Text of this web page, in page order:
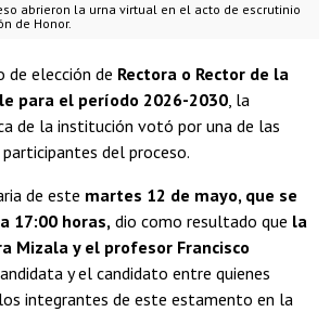
abrieron la urna virtual en el acto de escrutinio
de Honor.
de elección de Rectora o Rector de la
para el período 2026-2030, la
de la institución votó por una de las
del proceso.
de este martes 12 de mayo, que se
17:00 horas, dio como resultado que la
Mizala y el profesor Francisco
y el candidato entre quienes
integrantes de este estamento en la